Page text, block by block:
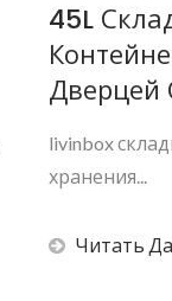
45L
Дверцей
livinbox
хранения...
Читать